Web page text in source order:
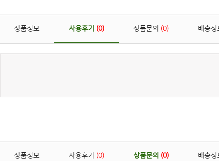
상품정보 사용후기 0 상품문의 0 배송정
상품정보 사용후기 0 상품문의 0 배송정